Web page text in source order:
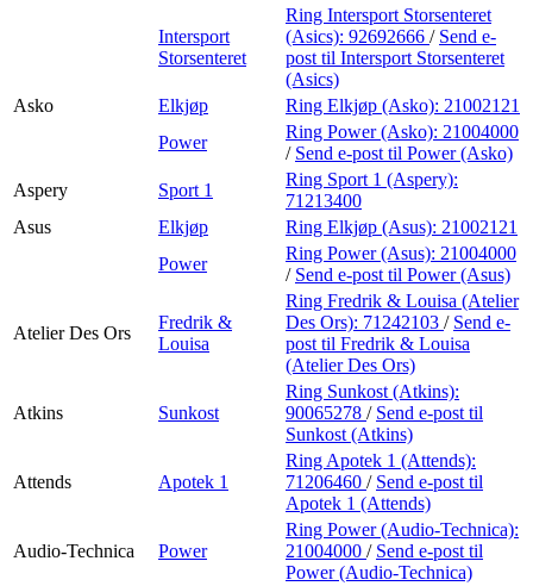
Intersport
Storsenteret
Ring Intersport Storsenteret
(Asics): 92692666 / Send e-
post til Intersport Storsenteret
(Asics)
Asko
Elkjøp Ring Elkjøp (Asko): 21002121
Power
Ring Power (Asko): 21004000
/ Send e-post til Power (Asko)
Aspery
Sport 1
Ring Sport 1 (Aspery):
71213400
Asus
Elkjøp Ring Elkjøp (Asus): 21002121
Power
Ring Power (Asus): 21004000
/ Send e-post til Power (Asus)
Atelier Des Ors
Fredrik &
Louisa
Ring Fredrik & Louisa (Atelier
Des Ors): 71242103 / Send e-
post til Fredrik & Louisa
(Atelier Des Ors)
Atkins Sunkost
Ring Sunkost (Atkins):
90065278 / Send e-post til
Sunkost (Atkins)
Attends Apotek 1
Ring Apotek 1 (Attends):
71206460 / Send e-post til
Apotek 1 (Attends)
Audio-Technica Power
Ring Power (Audio-Technica):
21004000 / Send e-post til
Power (Audio-Technica)